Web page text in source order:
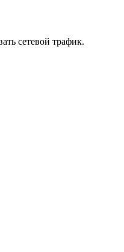
сетевой трафик.